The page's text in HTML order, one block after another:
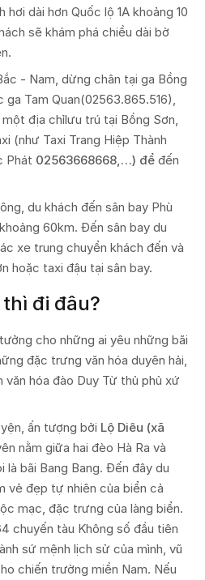
hơi dài hơn Quốc lộ 1A khoảng 10
sẽ khám phá chiều dài bờ
- Nam, dừng chân tại ga Bồng
Tam Quan(02563.865.516),
địa chỉlưu trú tại Bồng Sơn,
(như Taxi Trang Hiệp Thành
Phát 02563668668,…) để đến
du khách đến sân bay Phù
60km. Đến sân bay du
xe trung chuyển khách đến và
hoặc taxi đậu tại sân bay.
đi đâu?
cho những ai yêu những bãi
đặc trưng văn hóa duyên hải,
văn hóa đào Duy Từ thủ phủ xứ
ấn tượng bởi Lộ Diêu (xã
nằm giữa hai đèo Hà Ra và
là bãi Bang Bang. Đến đây du
vẻ đẹp tự nhiên của biển cả
mạc, đặc trưng của làng biển.
chuyến tàu Không số đầu tiên
sứ mệnh lịch sử của mình, vũ
chiến trường miền Nam. Nếu